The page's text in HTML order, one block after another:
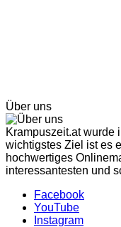
Über uns
Krampuszeit.at wurde
wichtigstes Ziel ist es
hochwertiges
interessantesten und
Facebook
YouTube
Instagram